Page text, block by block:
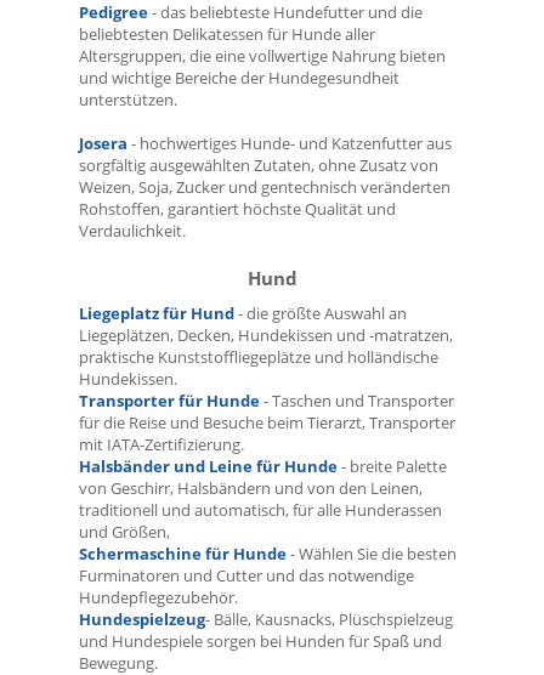
Pedigree- das beliebteste Hundefutter und die
beliebtesten Delikatessen für Hunde aller
Altersgruppen, die eine vollwertige Nahrung bieten
und wichtige Bereiche der Hundegesundheit
unterstützen.
Josera - hochwertiges Hunde- und Katzenfutter aus
sorgfältig ausgewählten Zutaten, ohne Zusatz von
Weizen, Soja, Zucker und gentechnisch veränderten
Rohstoffen, garantiert höchste Qualität und
Verdaulichkeit.
Hund
Liegeplatz für Hund- die größte Auswahl an
Liegeplätzen, Decken, Hundekissen und -matratzen,
praktische Kunststoffliegeplätze und holländische
Hundekissen.
Transporter für Hunde- Taschen und Transporter
für die Reise und Besuche beim Tierarzt, Transporter
mit IATA-Zertifizierung.
Halsbänder und Leine für Hunde- breite Palette
von Geschirr, Halsbändern und von den Leinen,
traditionell und automatisch, für alle Hunderassen
und Größen,
Schermaschine für Hunde- Wählen Sie die besten
Furminatoren und Cutter und das notwendige
Hundepflegezubehör.
Hundespielzeug- Bälle, Kausnacks, Plüschspielzeug
und Hundespiele sorgen bei Hunden für Spaß und
Bewegung.